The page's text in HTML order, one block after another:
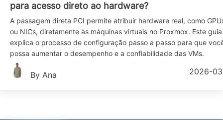
para acesso direto ao hardware?
A passagem direta PCI permite atribuir hardware real, como
ou NICs, diretamente às máquinas virtuais no Proxmox. Este guia
explica o processo de configuração passo a passo para que
possa aumentar o desempenho e a confiabilidade das VMs.
By Ana 2026-